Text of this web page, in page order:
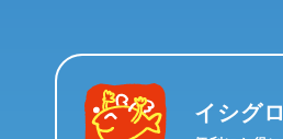
イシグ